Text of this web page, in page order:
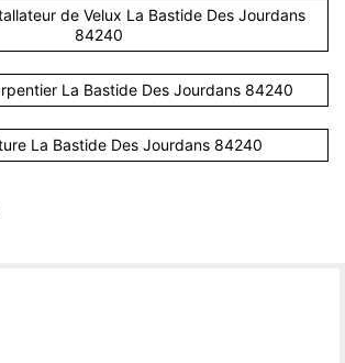
de Velux La Bastide Des Jourdans
84240
La Bastide Des Jourdans 84240
La Bastide Des Jourdans 84240